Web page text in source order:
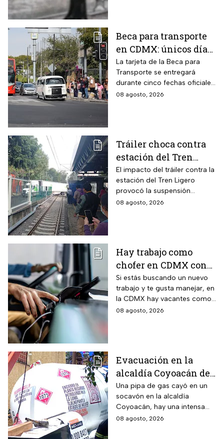
Beca para transporte
en CDMX: únicos días
para recoger la tarjeta
si te atrasaste
La tarjeta de la Beca para
Transporte se entregará
durante cinco fechas oficiales
en la CDMX; estos son los
08 agosto, 2026
Tráiler choca contra
estación del Tren
Ligero en CDMX
El impacto del tráiler contra la
estación del Tren Ligero
provocó la suspensión
momentánea del servicio
08 agosto, 2026
Hay trabajo como
chofer en CDMX con
sueldo de 13 mil 500
pesos; requisitos para
aplicar
Si estás buscando un nuevo
trabajo y te gusta manejar, en
la CDMX hay vacantes como
chofer y aquí te decimos
08 agosto, 2026
Evacuación en la
alcaldía Coyoacán de
CDMX tras caída de
una pipa en un
socavón
Una pipa de gas cayó en un
socavón en la alcaldía
Coyoacán, hay una intensa
movilización de servicios de
08 agosto, 2026